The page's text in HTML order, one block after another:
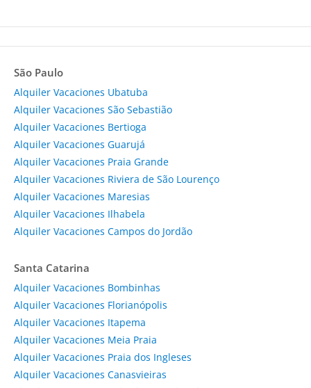
São Paulo
Alquiler Vacaciones Ubatuba
Alquiler Vacaciones São Sebastião
Alquiler Vacaciones Bertioga
Alquiler Vacaciones Guarujá
Alquiler Vacaciones Praia Grande
Alquiler Vacaciones Riviera de São Lourenço
Alquiler Vacaciones Maresias
Alquiler Vacaciones Ilhabela
Alquiler Vacaciones Campos do Jordão
Santa Catarina
Alquiler Vacaciones Bombinhas
Alquiler Vacaciones Florianópolis
Alquiler Vacaciones Itapema
Alquiler Vacaciones Meia Praia
Alquiler Vacaciones Praia dos Ingleses
Alquiler Vacaciones Canasvieiras